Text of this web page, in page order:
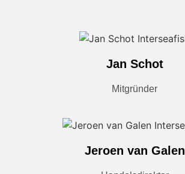
Jan Schot
Mitgründer
Jeroen van Galen